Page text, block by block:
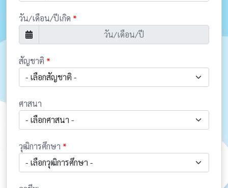
วัน/เดือน/ปีเกิด *
สัญชาติ *
- เลือกสัญชาติ -
ศาสนา
- เลือกศาสนา -
วุฒิการศึกษา *
- เลือกวุฒิการศึกษา -